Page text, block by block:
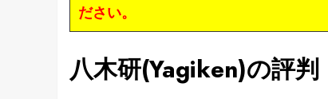
ださい。
八木研(Yagiken)の評判